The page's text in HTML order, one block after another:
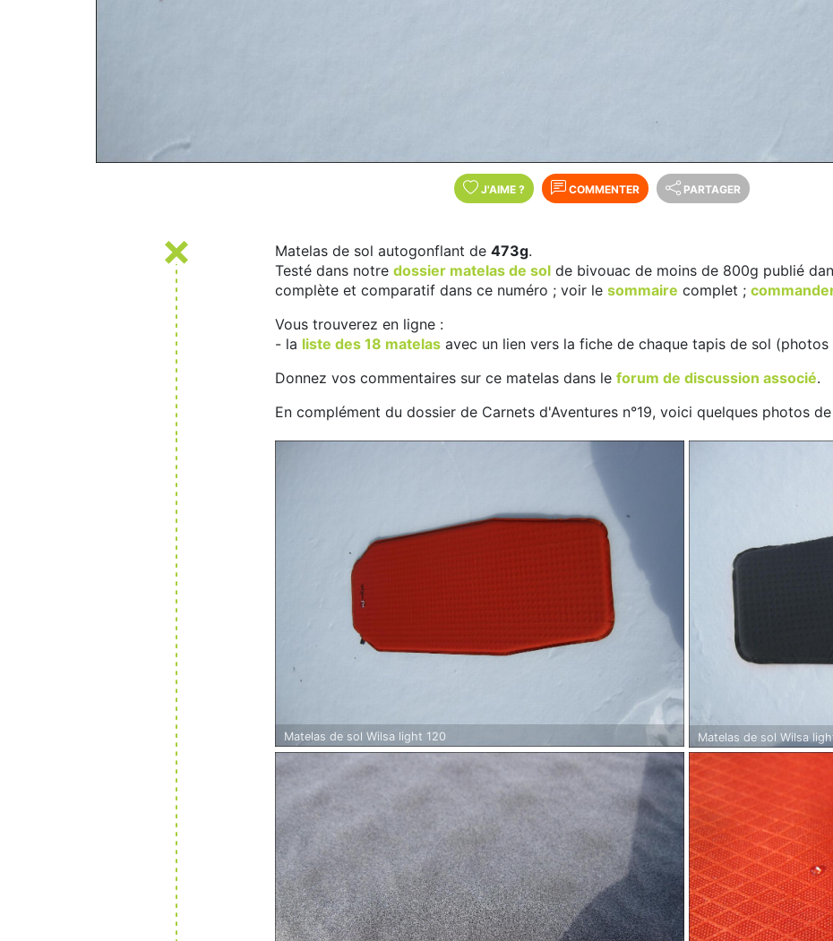
J'AIME ? COMMENTER PARTAGER
Matelas de sol autogonflant de 473g.
Testé dans notre dossier matelas de sol de bivouac de moins de 800g publié
complète et comparatif dans ce numéro ; voir le sommaire complet ;
Vous trouverez en ligne :
- la liste des 18 matelas avec un lien vers la fiche de chaque tapis de sol (photos
Donnez vos commentaires sur ce matelas dans le forum de discussion associé.
En complément du dossier de Carnets d'Aventures n°19, voici quelques photos
Matelas de sol Wilsa light 120 Matelas de sol Wilsa